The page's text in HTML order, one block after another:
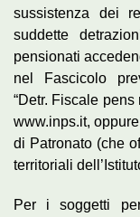
sussistenza dei
suddette
pensionati
nel Fascicolo
“Detr. Fiscale
www.inps.it,
di Patronato (che
territoriali
Per i soggetti